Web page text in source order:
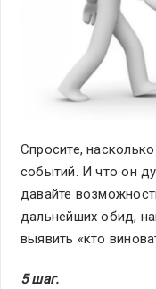
Спросите,
событий. И что он
давайте
дальнейших обид,
выявить «кто
5 шаг.